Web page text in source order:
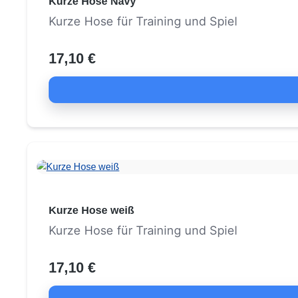
Kurze Hose für Training und Spiel
17,10 €
Kurze Hose weiß
Kurze Hose für Training und Spiel
17,10 €